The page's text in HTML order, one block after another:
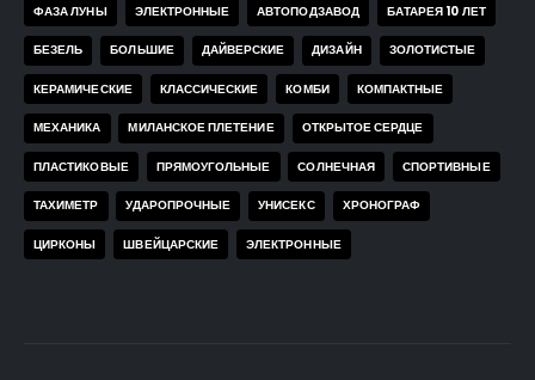
ФАЗА ЛУНЫ ЭЛЕКТРОННЫЕ АВТОПОДЗАВОД БАТАРЕЯ 10 ЛЕТ
БЕЗЕЛЬ БОЛЬШИЕ ДАЙВЕРСКИЕ ДИЗАЙН ЗОЛОТИСТЫЕ
КЕРАМИЧЕСКИЕ КЛАССИЧЕСКИЕ КОМБИ КОМПАКТНЫЕ
МЕХАНИКА МИЛАНСКОЕ ПЛЕТЕНИЕ ОТКРЫТОЕ СЕРДЦЕ
ПЛАСТИКОВЫЕ ПРЯМОУГОЛЬНЫЕ СОЛНЕЧНАЯ СПОРТИВНЫЕ
ТАХИМЕТР УДАРОПРОЧНЫЕ УНИСЕКС ХРОНОГРАФ
ЦИРКОНЫ ШВЕЙЦАРСКИЕ ЭЛЕКТРОННЫЕ